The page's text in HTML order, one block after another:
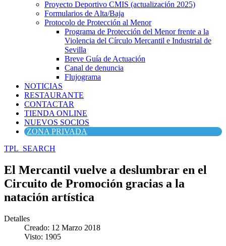
Proyecto Deportivo CMIS (actualización 2025)
Formularios de Alta/Baja
Protocolo de Protección al Menor
Programa de Protección del Menor frente a la
Violencia del Círculo Mercantil e Industrial de
Sevilla
Breve Guía de Actuación
Canal de denuncia
Flujograma
NOTICIAS
RESTAURANTE
CONTACTAR
TIENDA ONLINE
NUEVOS SOCIOS
ZONA PRIVADA
TPL_SEARCH
El Mercantil vuelve a deslumbrar en el
Circuito de Promoción gracias a la
natación artística
Detalles
Creado: 12 Marzo 2018
Visto: 1905